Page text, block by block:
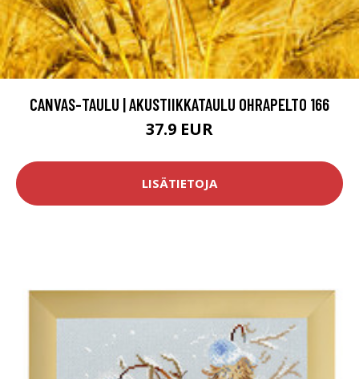
CANVAS-TAULU | AKUSTIIKKATAULU OHRAPELTO 166
37.9 EUR
LISÄTIETOJA